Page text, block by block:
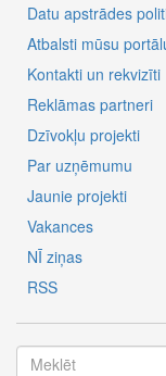
Datu apstrādes
Atbalsti mūsu
Kontakti un rekvizīti
Reklāmas partneri
Dzīvokļu projekti
Par uzņēmumu
Jaunie projekti
Vakances
NĪ ziņas
RSS